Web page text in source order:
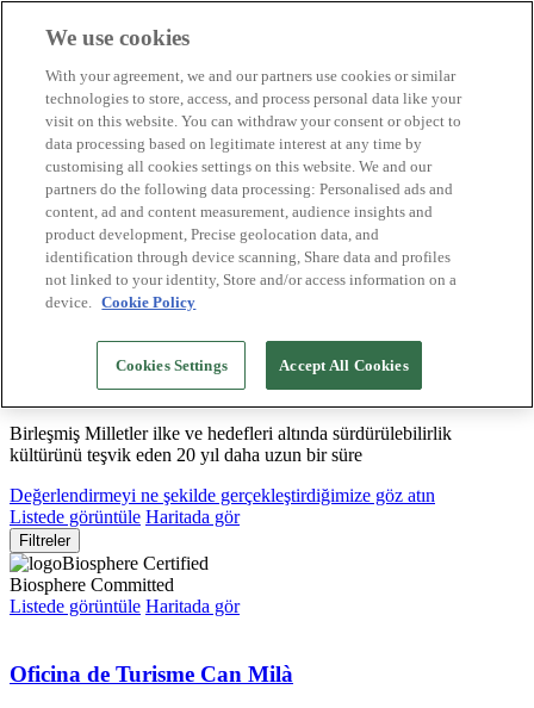
Biosphere Şirketlerini
Değerlendirmeyi nasıl yapıyoruz
Biz kimiz
TR
English
Español
Português
Français
Català
Deutsch
Sürdürülebilir modeller oluşturuyor ve iyi
uygulamaları tasdikliyoruz
Birleşmiş Milletler ilke ve hedefleri altında sürdürülebilirlik
kültürünü teşvik eden 20 yıl daha uzun bir süre
Değerlendirmeyi ne şekilde gerçekleştirdiğimize göz atın
Listede görüntüle Haritada gör
Filtreler
Biosphere Certified
Biosphere Committed
Listede görüntüle Haritada gör
Oficina de Turisme Can Milà
We use cookies
With your agreement, we and our partners use cookies or similar
technologies to store, access, and process personal data like your
visit on this website. You can withdraw your consent or object to
data processing based on legitimate interest at any time by
customising all cookies settings on this website. We and our
partners do the following data processing: Personalised ads and
content, ad and content measurement, audience insights and
product development, Precise geolocation data, and
identification through device scanning, Share data and profiles
not linked to your identity, Store and/or access information on a
device. Cookie Policy
Cookies Settings Accept All Cookies